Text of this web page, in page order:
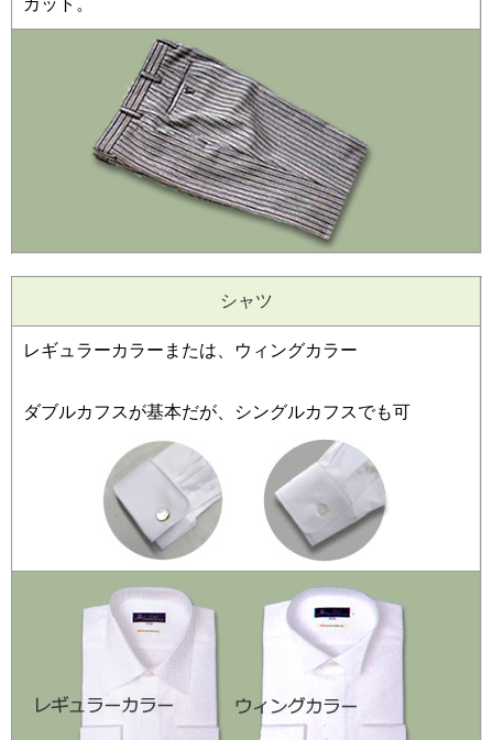
シャツ
レギュラーカラーまたは、ウィングカラー
ダブルカフスが基本だが、シングルカフスでも可